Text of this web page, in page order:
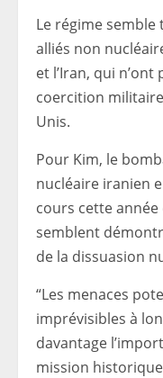
Le régime
alliés non
et l’Iran, qui
coercition
Unis.
Pour Kim, le
nucléaire iranien
cours cette
semblent
de la dissuasion
“Les menaces
imprévisibles à
davantage
mission